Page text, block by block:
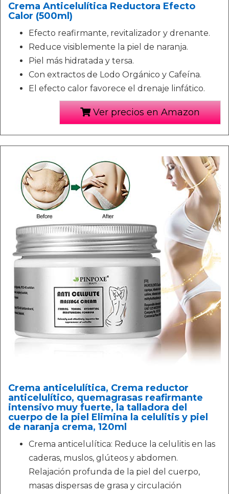
Crema Anticelulítica Reductora Efecto
Calor (500ml)
Efecto reafirmante, revitalizador y drenante.
Reduce visiblemente la piel de naranja.
Piel más hidratada y tersa.
Con extractos de Lodo Orgánico y Cafeína.
El efecto calor favorece el drenaje linfático.
Ver precios en Amazon
Crema anticelulítica, Crema reductor
anticelulítico, quemagrasas reafirmante
intensivo muy fuerte, la talladora del
cuerpo de la piel Elimina la celulitis y piel
de naranja crema, 120ml
Crema anticelulítica: Reduce la celulitis en las
caderas, muslos, glúteos y abdomen.
Relajación profunda de la piel del cuerpo,
masas dispersas de grasa y circulación